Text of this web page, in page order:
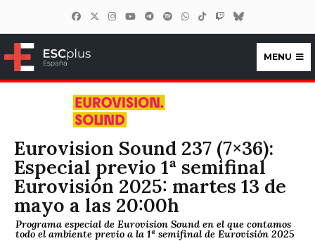
ESCplus España
MENU
Eurovision Sound 237 (7×36):
Especial previo 1ª semifinal
Eurovisión 2025: martes 13 de
mayo a las 20:00h
Programa especial de Eurovision Sound en el que contamos
todo el ambiente previo a la 1ª semifinal de Eurovisión 2025